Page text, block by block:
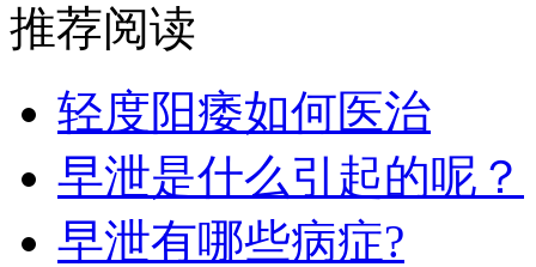
推荐阅读
轻度阳痿如何医治
早泄是什么引起的呢？
早泄有哪些病症?